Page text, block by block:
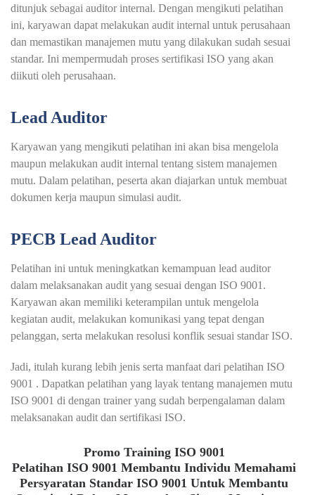
ditunjuk sebagai auditor internal. Dengan mengikuti pelatihan
ini, karyawan dapat melakukan audit internal untuk perusahaan
dan memastikan manajemen mutu yang dilakukan sudah sesuai
standar. Ini mempermudah proses sertifikasi ISO yang akan
diikuti oleh perusahaan.
Lead Auditor
Karyawan yang mengikuti pelatihan ini akan bisa mengelola
maupun melakukan audit internal tentang sistem manajemen
mutu. Dalam pelatihan, peserta akan diajarkan untuk membuat
dokumen kerja maupun simulasi audit.
PECB Lead Auditor
Pelatihan ini untuk meningkatkan kemampuan lead auditor
dalam melaksanakan audit yang sesuai dengan ISO 9001.
Karyawan akan memiliki keterampilan untuk mengelola
kegiatan audit, melakukan komunikasi yang tepat dengan
pelanggan, serta melakukan resolusi konflik sesuai standar ISO.
Jadi, itulah kurang lebih jenis serta manfaat dari pelatihan ISO
9001 . Dapatkan pelatihan yang layak tentang manajemen mutu
ISO 9001 di dengan trainer yang sudah berpengalaman dalam
melaksanakan audit dan sertifikasi ISO.
Promo Training ISO 9001
Pelatihan ISO 9001 Membantu Individu Memahami
Persyaratan Standar ISO 9001 Untuk Membantu